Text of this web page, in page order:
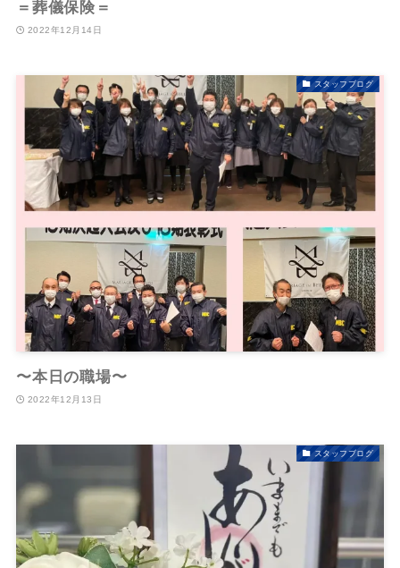
＝葬儀保険＝
2022年12月14日
スタッフブログ
〜本日の職場〜
2022年12月13日
スタッフブログ